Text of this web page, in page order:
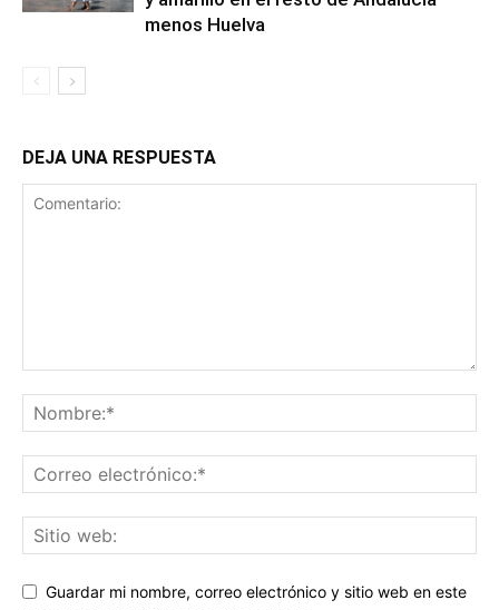
menos Huelva
DEJA UNA RESPUESTA
Guardar mi nombre, correo electrónico y sitio web en este